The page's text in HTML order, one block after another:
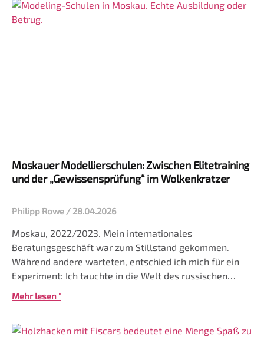
Moskauer Modellierschulen: Zwischen Elitetraining
und der „Gewissensprüfung“ im Wolkenkratzer
Philipp Rowe 28.04.2026
Moskau, 2022/2023. Mein internationales
Beratungsgeschäft war zum Stillstand gekommen.
Während andere warteten, entschied ich mich für ein
Experiment: Ich tauchte in die Welt des russischen
Modelns ein und sah mir einige Modelschulen in
Moskau an. Was ich fand, war eine Lektion in Eitelkeit,
Mehr lesen "